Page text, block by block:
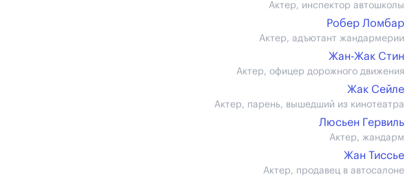
Актер, инспектор автошколы
Робер Ломбар
Актер, адъютант жандармерии
Жан-Жак Стин
Актер, офицер дорожного движения
Жак Сейле
Актер, парень, вышедший из кинотеатра
Люсьен Гервиль
Актер, жандарм
Жан Тиссье
Актер, продавец в автосалоне